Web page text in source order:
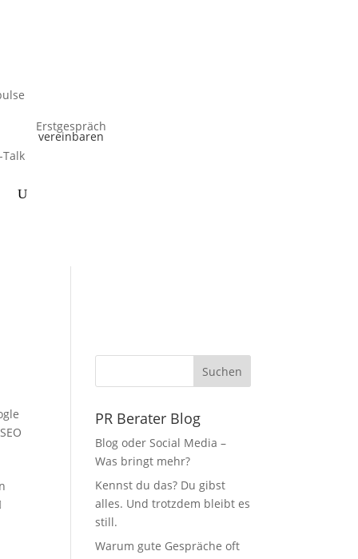
Erstgespräch
vereinbaren
SEO
Suchen
PR Berater Blog
Blog oder Social Media –
Was bringt mehr?
Kennst du das? Du gibst
alles. Und trotzdem bleibt es
still.
Warum gute Gespräche oft